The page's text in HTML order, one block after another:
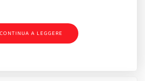
CONTINUA A LEGGERE